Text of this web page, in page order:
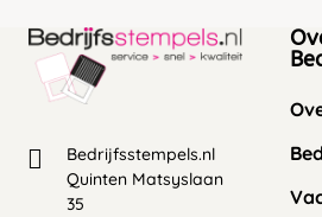
Bedrijfsstempels.nl
Quinten Matsyslaan
35